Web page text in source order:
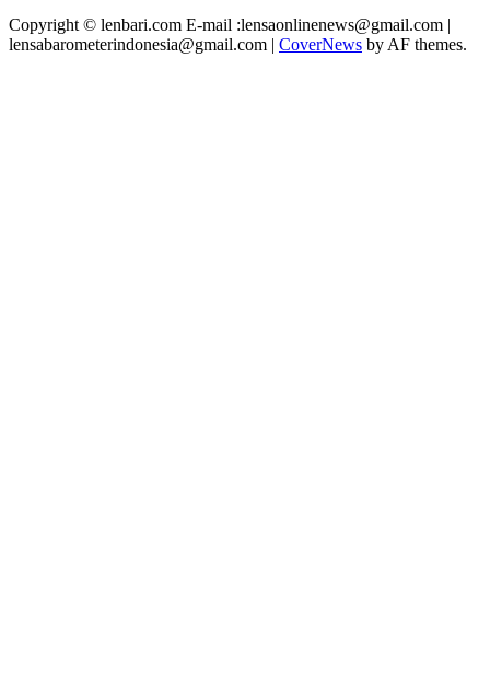
Copyright © lenbari.com E-mail :lensaonlinenews@gmail.com |
lensabarometerindonesia@gmail.com | CoverNews by AF themes.